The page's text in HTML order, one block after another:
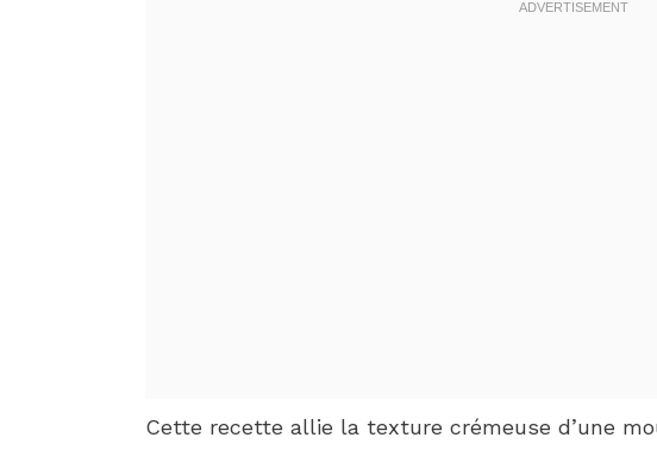
Cette recette allie la texture crémeuse d’une